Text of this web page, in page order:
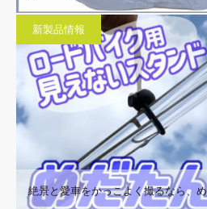
新製品情報
絶景と愛車をかっこよく撮るなら、